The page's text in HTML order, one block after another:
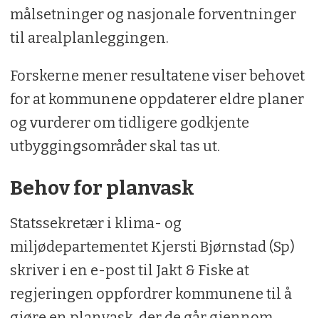
målsetninger og nasjonale forventninger
til arealplanleggingen.
Forskerne mener resultatene viser behovet
for at kommunene oppdaterer eldre planer
og vurderer om tidligere godkjente
utbyggingsområder skal tas ut.
Behov for planvask
Statssekretær i klima- og
miljødepartementet Kjersti Bjørnstad (Sp)
skriver i en e-post til Jakt & Fiske at
regjeringen oppfordrer kommunene til å